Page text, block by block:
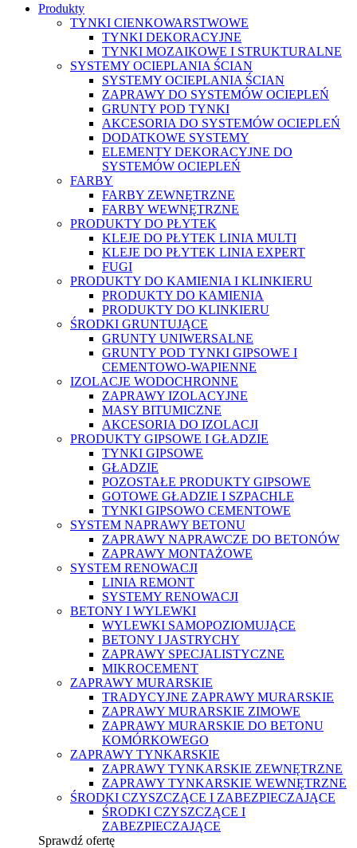
Produkty
TYNKI CIENKOWARSTWOWE
TYNKI DEKORACYJNE
TYNKI MOZAIKOWE I STRUKTURALNE
SYSTEMY OCIEPLANIA ŚCIAN
SYSTEMY OCIEPLANIA ŚCIAN
ZAPRAWY DO SYSTEMÓW OCIEPLEŃ
GRUNTY POD TYNKI
AKCESORIA DO SYSTEMÓW OCIEPLEŃ
DODATKOWE SYSTEMY
ELEMENTY DEKORACYJNE DO
SYSTEMÓW OCIEPLEŃ
FARBY
FARBY ZEWNĘTRZNE
FARBY WEWNĘTRZNE
PRODUKTY DO PŁYTEK
KLEJE DO PŁYTEK LINIA MULTI
KLEJE DO PŁYTEK LINIA EXPERT
FUGI
PRODUKTY DO KAMIENIA I KLINKIERU
PRODUKTY DO KAMIENIA
PRODUKTY DO KLINKIERU
ŚRODKI GRUNTUJĄCE
GRUNTY UNIWERSALNE
GRUNTY POD TYNKI GIPSOWE I
CEMENTOWO-WAPIENNE
IZOLACJE WODOCHRONNE
ZAPRAWY IZOLACYJNE
MASY BITUMICZNE
AKCESORIA DO IZOLACJI
PRODUKTY GIPSOWE I GŁADZIE
TYNKI GIPSOWE
GŁADZIE
POZOSTAŁE PRODUKTY GIPSOWE
GOTOWE GŁADZIE I SZPACHLE
TYNKI GIPSOWO CEMENTOWE
SYSTEM NAPRAWY BETONU
ZAPRAWY NAPRAWCZE DO BETONÓW
ZAPRAWY MONTAŻOWE
SYSTEM RENOWACJI
LINIA REMONT
SYSTEMY RENOWACJI
BETONY I WYLEWKI
WYLEWKI SAMOPOZIOMUJĄCE
BETONY I JASTRYCHY
ZAPRAWY SPECJALISTYCZNE
MIKROCEMENT
ZAPRAWY MURARSKIE
TRADYCYJNE ZAPRAWY MURARSKIE
ZAPRAWY MURARSKIE ZIMOWE
ZAPRAWY MURARSKIE DO BETONU
KOMÓRKOWEGO
ZAPRAWY TYNKARSKIE
ZAPRAWY TYNKARSKIE ZEWNĘTRZNE
ZAPRAWY TYNKARSKIE WEWNĘTRZNE
ŚRODKI CZYSZCZĄCE I ZABEZPIECZAJĄCE
ŚRODKI CZYSZCZĄCE I
ZABEZPIECZAJĄCE
Sprawdź ofertę